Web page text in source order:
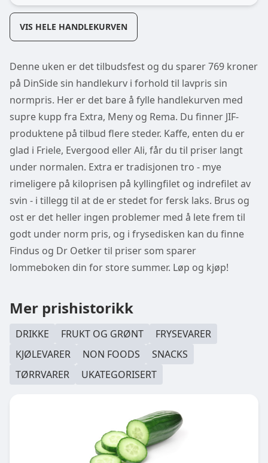
VIS HELE HANDLEKURVEN
Denne uken er det tilbudsfest og du sparer 769 kroner
på DinSide sin handlekurv i forhold til lavpris sin
normpris. Her er det bare å fylle handlekurven med
supre kupp fra Extra, Meny og Rema. Du finner JIF-
produktene på tilbud flere steder. Kaffe, enten du er
glad i Friele, Evergood eller Ali, får du til priser langt
under normalen. Extra er tradisjonen tro - mye
rimeligere på kiloprisen på kyllingfilet og indrefilet av
svin - i tillegg til at de er stedet for fersk laks. Brus og
ost er det heller ingen problemer med å lete frem til
godt under norm pris, og i frysedisken kan du finne
Findus og Dr Oetker til priser som sparer
lommeboken din for store summer. Løp og kjøp!
Mer prishistorikk
DRIKKE FRUKT OG GRØNT
FRYSEVARER
KJØLEVARER
NON FOODS
SNACKS
TØRRVARER
UKATEGORISERT